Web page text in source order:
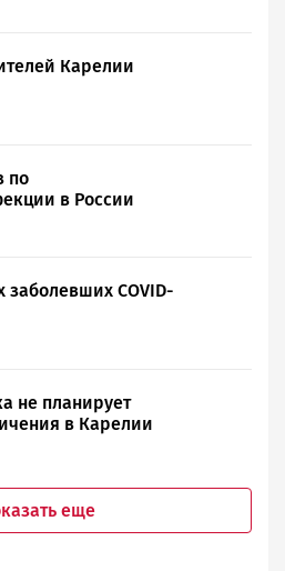
Карелии
по
в России
заболевших COVID-
не планирует
в Карелии
еще